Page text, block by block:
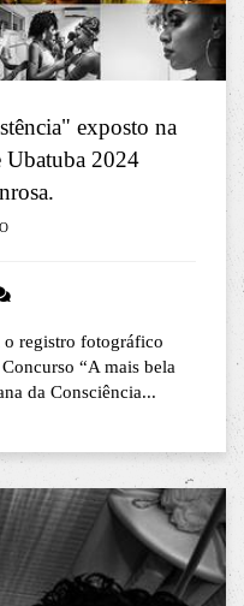
exposto na
Ubatuba 2024
o registro fotográfico
“A mais bela
da Consciência...